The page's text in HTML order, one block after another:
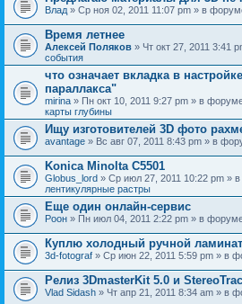
Влад » Ср ноя 02, 2011 11:07 pm » в
Время летнее
Алексей Поляков » Чт окт 27, 2011 3:41
события
что означает вкладка в
параллакса"
mirina » Пн окт 10, 2011 9:27 pm » в
карты глубины
Ищу изготовителей 3D фото
avantage » Вс авг 07, 2011 8:43 pm » в
Konica Minolta C5501
Globus_lord » Ср июл 27, 2011 10:22 pm »
лентикулярные растры
Еще один онлайн-сервис
Pоон » Пн июл 04, 2011 2:22 pm » в
Куплю холодный ручной
3d-fotograf » Ср июн 22, 2011 5:59 pm » в
Релиз 3DmasterKit 5.0 и
Vlad Sidash » Чт апр 21, 2011 8:34 am » в